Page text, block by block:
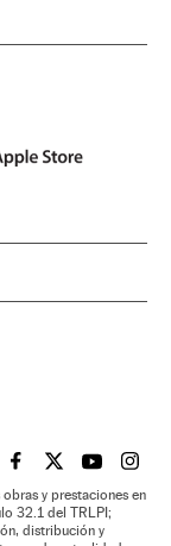
EL PAÍS BRASIL EN
EL PAÍSEL PAÍS
EL
y prestaciones en
32.1 del TRLPI;
distribución y